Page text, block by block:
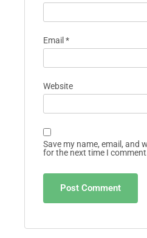
Email *
Website
Save my name, email, and
for the next time I